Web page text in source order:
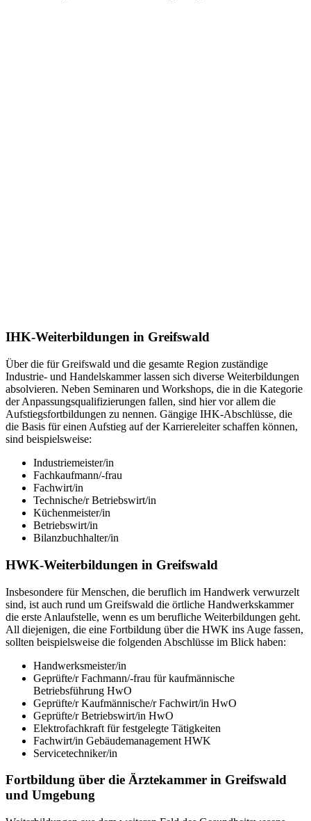
IHK-Weiterbildungen in Greifswald
Über die für Greifswald und die gesamte Region zuständige
Industrie- und Handelskammer lassen sich diverse Weiterbildungen
absolvieren. Neben Seminaren und Workshops, die in die Kategorie
der Anpassungsqualifizierungen fallen, sind hier vor allem die
Aufstiegsfortbildungen zu nennen. Gängige IHK-Abschlüsse, die
die Basis für einen Aufstieg auf der Karriereleiter schaffen können,
sind beispielsweise:
Industriemeister/in
Fachkaufmann/-frau
Fachwirt/in
Technische/r Betriebswirt/in
Küchenmeister/in
Betriebswirt/in
Bilanzbuchhalter/in
HWK-Weiterbildungen in Greifswald
Insbesondere für Menschen, die beruflich im Handwerk verwurzelt
sind, ist auch rund um Greifswald die örtliche Handwerkskammer
die erste Anlaufstelle, wenn es um berufliche Weiterbildungen geht.
All diejenigen, die eine Fortbildung über die HWK ins Auge fassen,
sollten beispielsweise die folgenden Abschlüsse im Blick haben:
Handwerksmeister/in
Geprüfte/r Fachmann/-frau für kaufmännische
Betriebsführung HwO
Geprüfte/r Kaufmännische/r Fachwirt/in HwO
Geprüfte/r Betriebswirt/in HwO
Elektrofachkraft für festgelegte Tätigkeiten
Fachwirt/in Gebäudemanagement HWK
Servicetechniker/in
Fortbildung über die Ärztekammer in Greifswald
und Umgebung